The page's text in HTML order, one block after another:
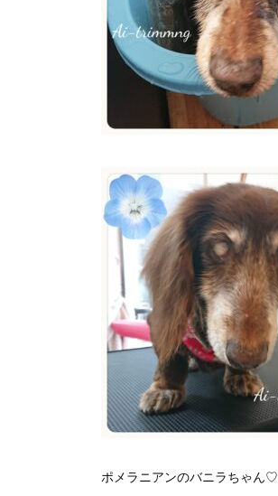
ポメラニアンのバニラちゃん♡